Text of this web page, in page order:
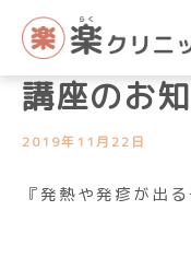
ス
講座開催のお知らせ
令和元年
講座のお
2019年11月22日
『発熱や発疹が出